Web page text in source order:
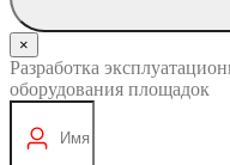
×
Разработка
оборудования площадок